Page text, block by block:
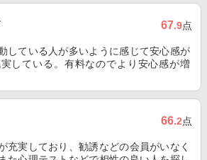
67.9点
している人が多いように感じて安心感が
している。有料なのでより安心感が増
66.2点
充実しており、勧誘などの会員がいなく